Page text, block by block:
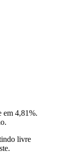
em 4,81%.
livre